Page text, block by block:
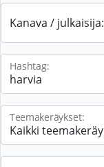
Kanava / julkaisija:
Hashtag:
Teemakeräykset: